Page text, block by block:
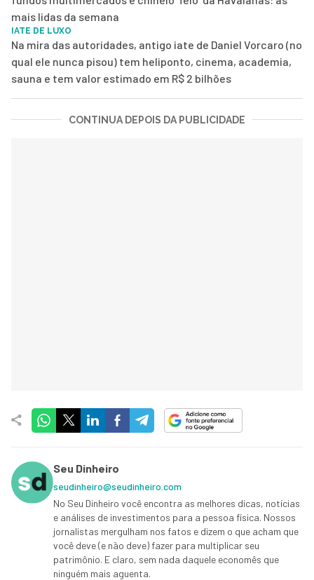
mais lidas da semana
IATE DE LUXO
Na mira das autoridades, antigo iate de Daniel Vorcaro (no
qual ele nunca pisou) tem heliponto, cinema, academia,
sauna e tem valor estimado em R$ 2 bilhões
CONTINUA DEPOIS DA PUBLICIDADE
Seu Dinheiro
seudinheiro@seudinheiro.com
No Seu Dinheiro você encontra as melhores dicas, notícias
e análises de investimentos para a pessoa física. Nossos
jornalistas mergulham nos fatos e dizem o que acham que
você deve (e não deve) fazer para multiplicar seu
patrimônio. E claro, sem nada daquele economês que
ninguém mais aguenta.